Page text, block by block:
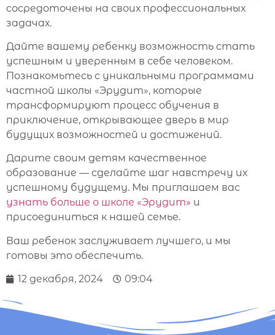
сосредоточены на своих профессиональных
задачах.
Дайте вашему ребенку возможность стать
успешным и уверенным в себе человеком.
Познакомьтесь с уникальными программами
частной школы «Эрудит», которые
трансформируют процесс обучения в
приключение, открывающее дверь в мир
будущих возможностей и достижений.
Дарите своим детям качественное
образование — сделайте шаг навстречу их
успешному будущему. Мы приглашаем вас
узнать больше о школе «Эрудит» и
присоединиться к нашей семье.
Ваш ребенок заслуживает лучшего, и мы
готовы это обеспечить.
12 декабря, 2024 09:04